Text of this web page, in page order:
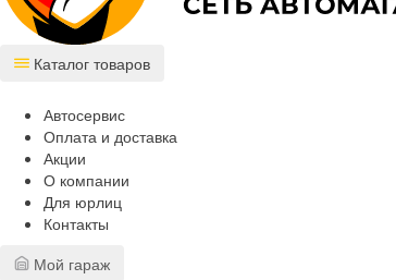
Каталог товаров
Автосервис
Оплата и доставка
Акции
О компании
Для юрлиц
Контакты
Мой гараж